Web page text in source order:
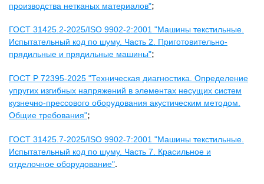
производства нетканых материалов";
ГОСТ 31425.2-2025/ISO 9902-2:2001 "Машины текстильные.
Испытательный код по шуму. Часть 2. Приготовительно-
прядильные и прядильные машины";
ГОСТ Р 72395-2025 "Техническая диагностика. Определение
упругих изгибных напряжений в элементах несущих систем
кузнечно-прессового оборудования акустическим методом.
Общие требования";
ГОСТ 31425.7-2025/ISO 9902-7:2001 "Машины текстильные.
Испытательный код по шуму. Часть 7. Красильное и
отделочное оборудование".